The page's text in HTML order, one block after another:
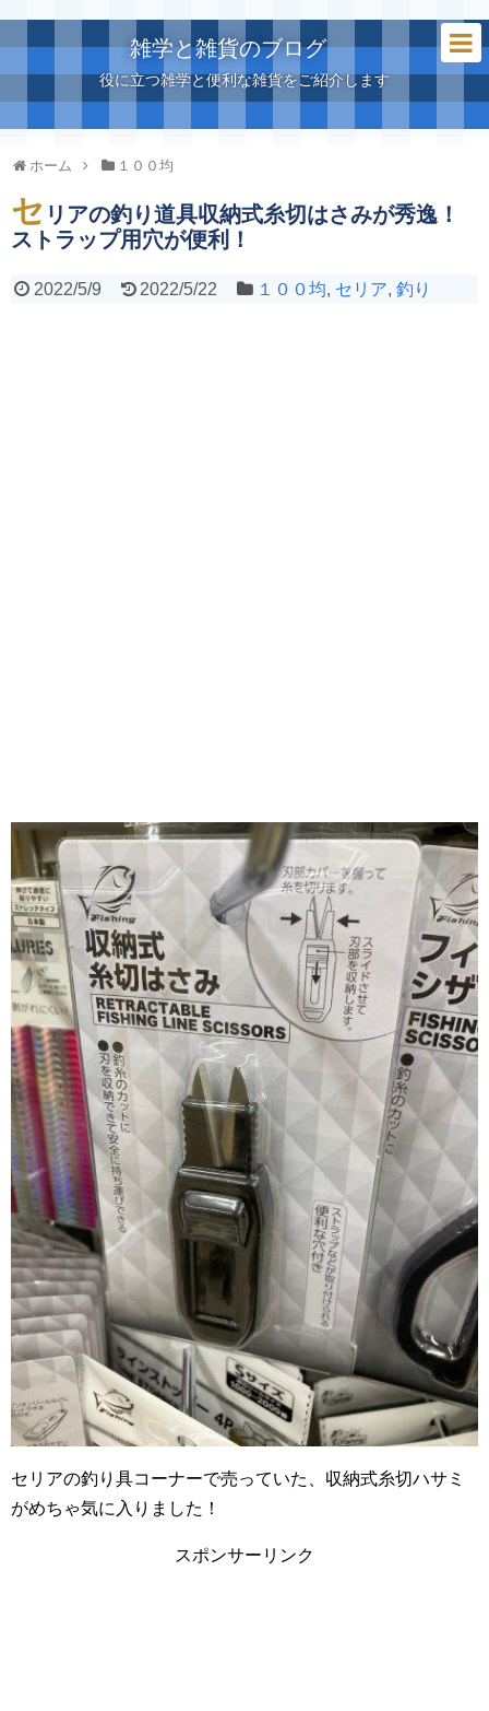
雑学と雑貨のブログ
役に立つ雑学と便利な雑貨をご紹介します
ホーム １００均
セ リアの釣り道具収納式糸切はさみが秀逸！
ストラップ用穴が便利！
2022/5/9 2022/5/22 １００均, セリア,釣り
セリアの釣り具コーナーで売っていた、収納式糸切ハサミ
がめちゃ気に入りました！
スポンサーリンク